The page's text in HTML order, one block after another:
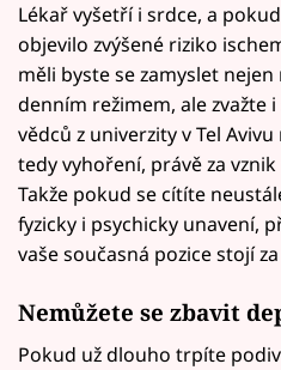
Lékař vyšetří i srdce, a
objevilo zvýšené riziko
měli byste se zamyslet
denním režimem, ale zvažte
vědců z univerzity v Tel
tedy vyhoření, právě za
Takže pokud se cítíte
fyzicky i psychicky unavení,
vaše současná pozice stojí
Nemůžete se zbavit
Pokud už dlouho trpíte